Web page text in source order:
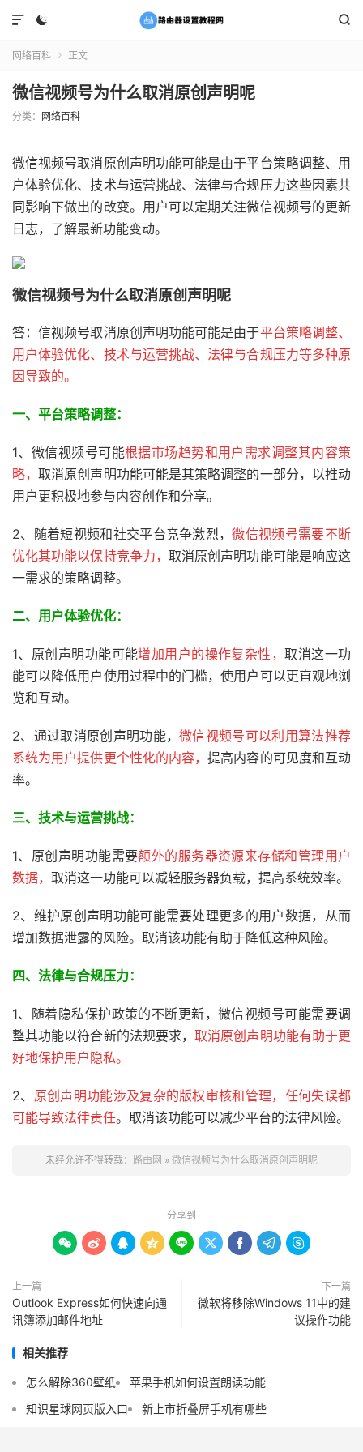
 

网络百科  正文
微信视频号为什么取消原创声明呢
分类： 网络百科
微信视频号取消原创声明功能可能是由于平台策略调整、用
户体验优化、技术与运营挑战、法律与合规压力这些因素共
同影响下做出的改变。用户可以定期关注微信视频号的更新
日志，了解最新功能变动。
微信视频号为什么取消原创声明呢
答：信视频号取消原创声明功能可能是由于平台策略调整、
用户体验优化、技术与运营挑战、法律与合规压力等多种原
因导致的。
一、平台策略调整：
1、微信视频号可能根据市场趋势和用户需求调整其内容策
略，取消原创声明功能可能是其策略调整的一部分，以推动
用户更积极地参与内容创作和分享。
2、随着短视频和社交平台竞争激烈，微信视频号需要不断
优化其功能以保持竞争力， 取消原创声明功能可能是响应这
一需求的策略调整。
二、用户体验优化：
1、原创声明功能可能增加用户的操作复杂性，取消这一功
能可以降低用户使用过程中的门槛，使用户可以更直观地浏
览和互动。
2、通过取消原创声明功能，微信视频号可以利用算法推荐
系统为用户提供更个性化的内容，提高内容的可见度和互动
率。
三、 技术与运营挑战：
1、原创声明功能需要额外的服务器资源来存储和管理用户
数据， 取消这一功能可以减轻服务器负载，提高系统效率。
2、维护原创声明功能可能需要处理更多的用户数据，从而
增加数据泄露的风险。取消该功能有助于降低这种风险。
四、 法律与合规压力：
1、随着隐私保护政策的不断更新，微信视频号可能需要调
整其功能以符合新的法规要求，取消原创声明功能有助于更
好地保护用户隐私。
2、 原创声明功能涉及复杂的版权审核和管理，任何失误都
可能导致法律责任。取消该功能可以减少平台的法律风险。
未经允许不得转载： 路由网 » 微信视频号为什么取消原创声明呢
分享到
        
上一篇
Outlook Express如何快速向通
讯簿添加邮件地址
下一篇
微软将移除Windows 11中的建
议操作功能
相关推荐
怎么解除360壁纸
苹果手机如何设置朗读功能
知识星球网页版入口
新上市折叠屏手机有哪些